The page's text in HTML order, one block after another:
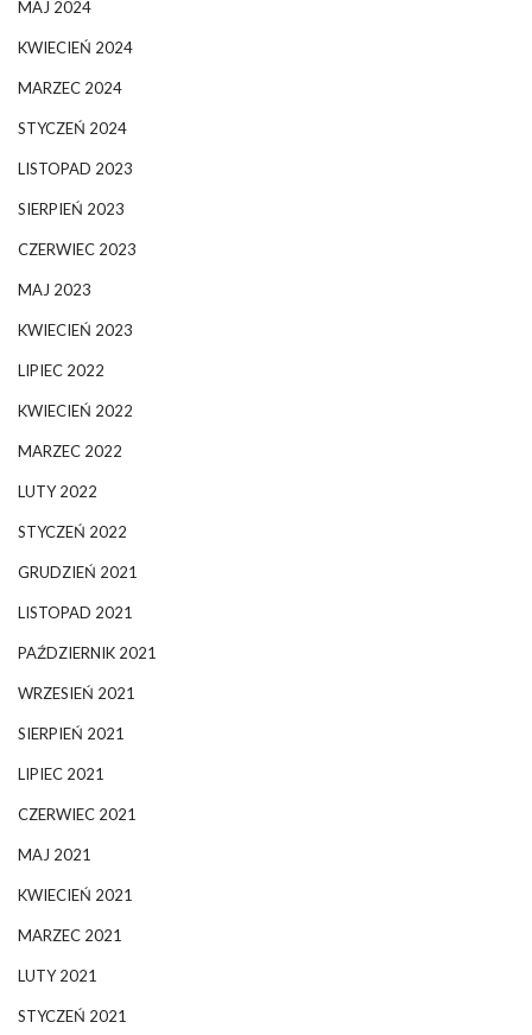
MAJ 2024
KWIECIEŃ 2024
MARZEC 2024
STYCZEŃ 2024
LISTOPAD 2023
SIERPIEŃ 2023
CZERWIEC 2023
MAJ 2023
KWIECIEŃ 2023
LIPIEC 2022
KWIECIEŃ 2022
MARZEC 2022
LUTY 2022
STYCZEŃ 2022
GRUDZIEŃ 2021
LISTOPAD 2021
PAŹDZIERNIK 2021
WRZESIEŃ 2021
SIERPIEŃ 2021
LIPIEC 2021
CZERWIEC 2021
MAJ 2021
KWIECIEŃ 2021
MARZEC 2021
LUTY 2021
STYCZEŃ 2021